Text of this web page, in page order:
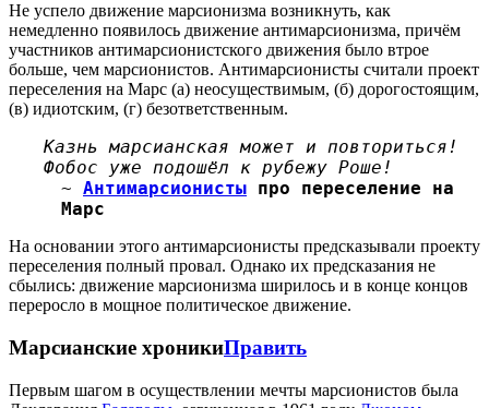
Не успело движение марсионизма возникнуть, как
немедленно появилось движение антимарсионизма, причём
участников антимарсионистского движения было втрое
больше, чем марсионистов. Антимарсионисты считали проект
переселения на Марс (а) неосуществимым, (б) дорогостоящим,
(в) идиотским, (г) безответственным.
Казнь марсианская может и повториться!
Фобос уже подошёл к рубежу Роше!
~ Антимарсионисты про переселение на
Марс
На основании этого антимарсионисты предсказывали проекту
переселения полный провал. Однако их предсказания не
сбылись: движение марсионизма ширилось и в конце концов
переросло в мощное политическое движение.
Марсианские хроникиПравить
Первым шагом в осуществлении мечты марсионистов была